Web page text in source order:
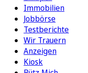
Immobilien
Jobbörse
Testberichte
Wir Trauern
Anzeigen
Kiosk